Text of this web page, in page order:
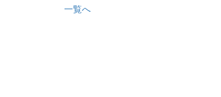
一覧へ